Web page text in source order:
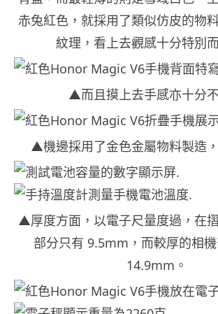
赤兔紅色，就採用了類似仿皮的物
紋理，看上去觀感十分特別
▲而且摸上去手感亦十分
▲機邊採用了金色金屬物料製造
▲厚度方面，以電子尺量度過，在
部分只有 9.5mm，而較厚的相
14.9mm。